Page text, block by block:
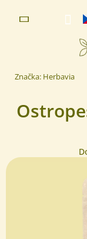
Značka: Herbavia